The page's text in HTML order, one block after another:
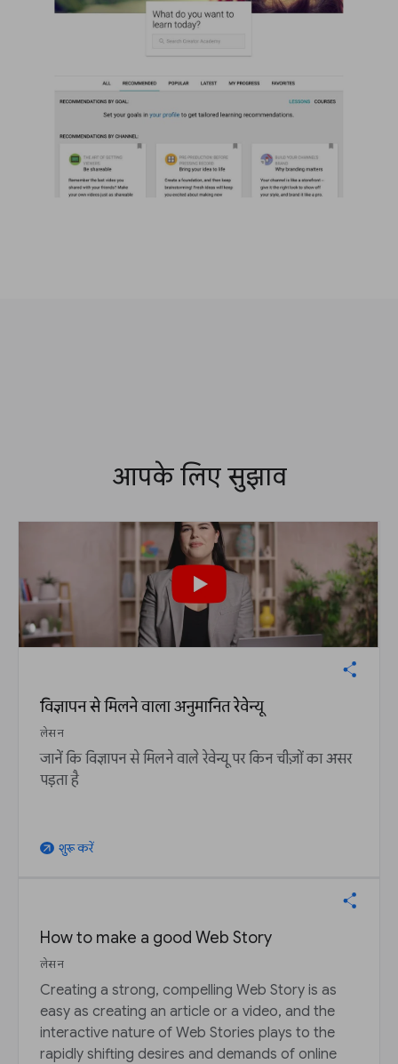
आपके लिए सुझाव
विज्ञापन से मिलने वाला अनुमानित रेवेन्यू
लेसन
जानें कि विज्ञापन से मिलने वाले रेवेन्यू पर किन चीज़ों का असर
पड़ता है
arrow_outward शुरू करें
How to make a good Web Story
लेसन
Creating a strong, compelling Web Story is as
easy as creating an article or a video, and the
interactive nature of Web Stories plays to the
rapidly shifting desires and demands of online